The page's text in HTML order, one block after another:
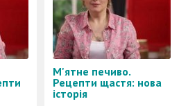
М'ятне печиво.
Рецепти щастя: нова
історія